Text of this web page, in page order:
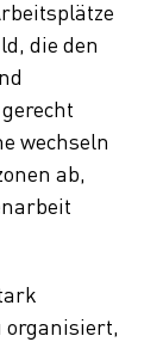
die den
wechseln
ab,
organisiert,